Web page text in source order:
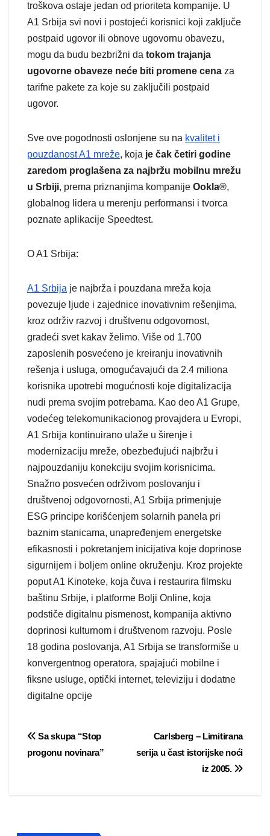
troškova ostaje jedan od prioriteta kompanije. U
A1 Srbija svi novi i postojeći korisnici koji zaključe
postpaid ugovor ili obnove ugovornu obavezu,
mogu da budu bezbrižni da tokom trajanja
ugovorne obaveze neće biti promene cena za
tarifne pakete za koje su zaključili postpaid
ugovor.
Sve ove pogodnosti oslonjene su na kvalitet i
pouzdanost A1 mreže, koja je čak četiri godine
zaredom proglašena za najbržu mobilnu mrežu
u Srbiji, prema priznanjima kompanije Ookla®,
globalnog lidera u merenju performansi i tvorca
poznate aplikacije Speedtest.
O A1 Srbija:
A1 Srbija je najbrža i pouzdana mreža koja
povezuje ljude i zajednice inovativnim rešenjima,
kroz održiv razvoj i društvenu odgovornost,
gradeći svet kakav želimo. Više od 1.700
zaposlenih posvećeno je kreiranju inovativnih
rešenja i usluga, omogućavajući da 2.4 miliona
korisnika upotrebi mogućnosti koje digitalizacija
nudi prema svojim potrebama. Kao deo A1 Grupe,
vodećeg telekomunikacionog provajdera u Evropi,
A1 Srbija kontinuirano ulaže u širenje i
modernizaciju mreže, obezbeđujući najbržu i
najpouzdaniju konekciju svojim korisnicima.
Snažno posvećen održivom poslovanju i
društvenoj odgovornosti, A1 Srbija primenjuje
ESG principe korišćenjem solarnih panela pri
baznim stanicama, unapređenjem energetske
efikasnosti i pokretanjem inicijativa koje doprinose
sigurnijem i boljem online okruženju. Kroz projekte
poput A1 Kinoteke, koja čuva i restaurira filmsku
baštinu Srbije, i platforme Bolji Online, koja
podstiče digitalnu pismenost, kompanija aktivno
doprinosi kulturnom i društvenom razvoju. Posle
18 godina poslovanja, A1 Srbija se transformiše u
konvergentnog operatora, spajajući mobilne i
fiksne usluge, optički internet, televiziju i dodatne
digitalne opcije
Post
navigation
Carlsberg – Limitirana
serija u čast istorijske noći
iz 2005.
Sa skupa “Stop
progonu novinara”